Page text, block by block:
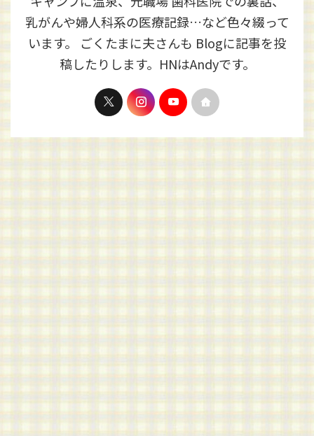
乳がんや婦人科系の医療記録…など色々綴って
います。 ごくたまに夫さんも Blogに記事を投
稿したりします。HNはAndyです。